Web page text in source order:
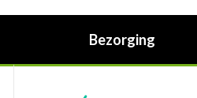
Bezorging